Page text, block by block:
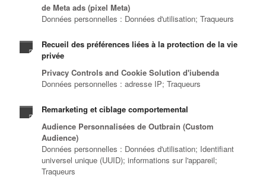
de Meta ads (pixel Meta)
Données personnelles : Données d'utilisation; Traqueurs
Recueil des préférences liées à la protection de la vie
privée
Privacy Controls and Cookie Solution d'iubenda
Données personnelles : adresse IP; Traqueurs
Remarketing et ciblage comportemental
Audience Personnalisées de Outbrain (Custom
Audience)
Données personnelles : Données d'utilisation; Identifiant
universel unique (UUID); informations sur l'appareil;
Traqueurs